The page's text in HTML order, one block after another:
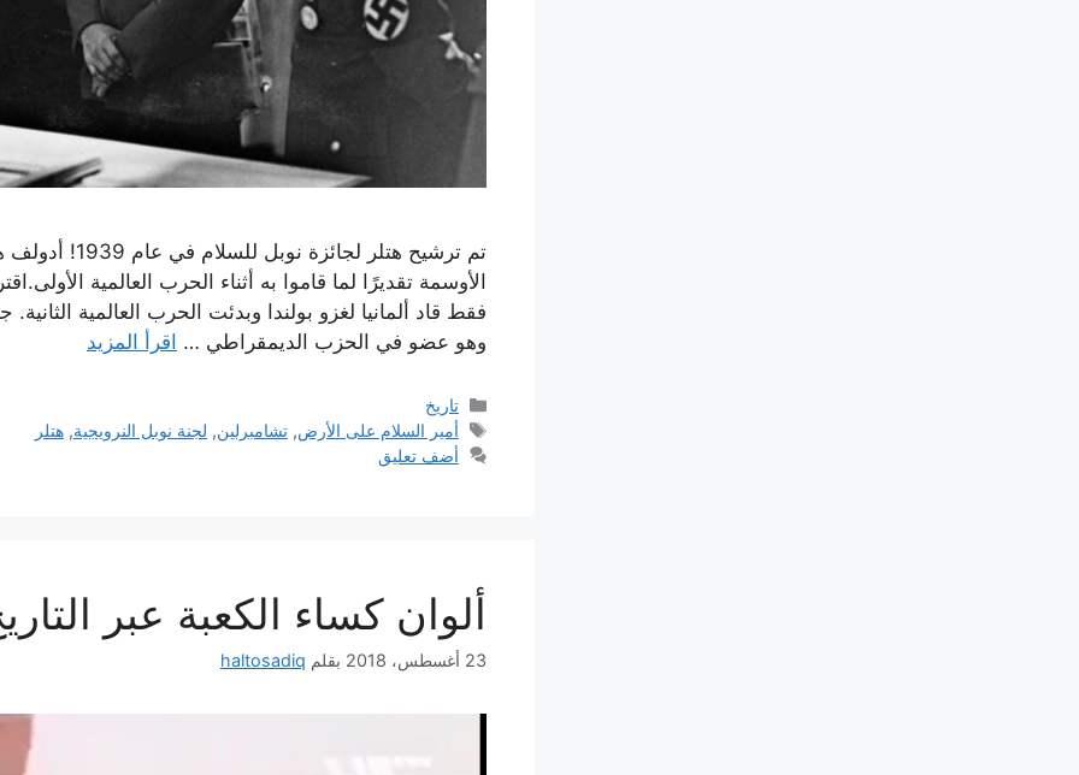
تم ترشيح هتلر
فقط قاد ألمانيا لغزو بولندا وبدئت الحرب العالمية
وهو عضو في الحزب الديمقراطي … اقرأ المزيد
التصنيفات
تاريخ
الوسوم
أمير السلام على الأرض,تشامبرلين, لجنة نوبل النرويجية,هتلر
أضف تعليق
ألوان كساء الكعبة عبر
23 أغسطس، 2018 بقلم haltosadiq